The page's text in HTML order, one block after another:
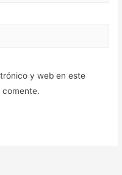
y web en este
comente.